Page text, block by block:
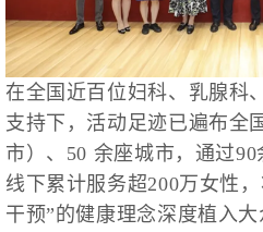
在全国近百位妇科、乳腺科
支持下，活动足迹已遍布全
市）、50 余座城市，通过
线下累计服务超200万女性
干预”的健康理念深度植入